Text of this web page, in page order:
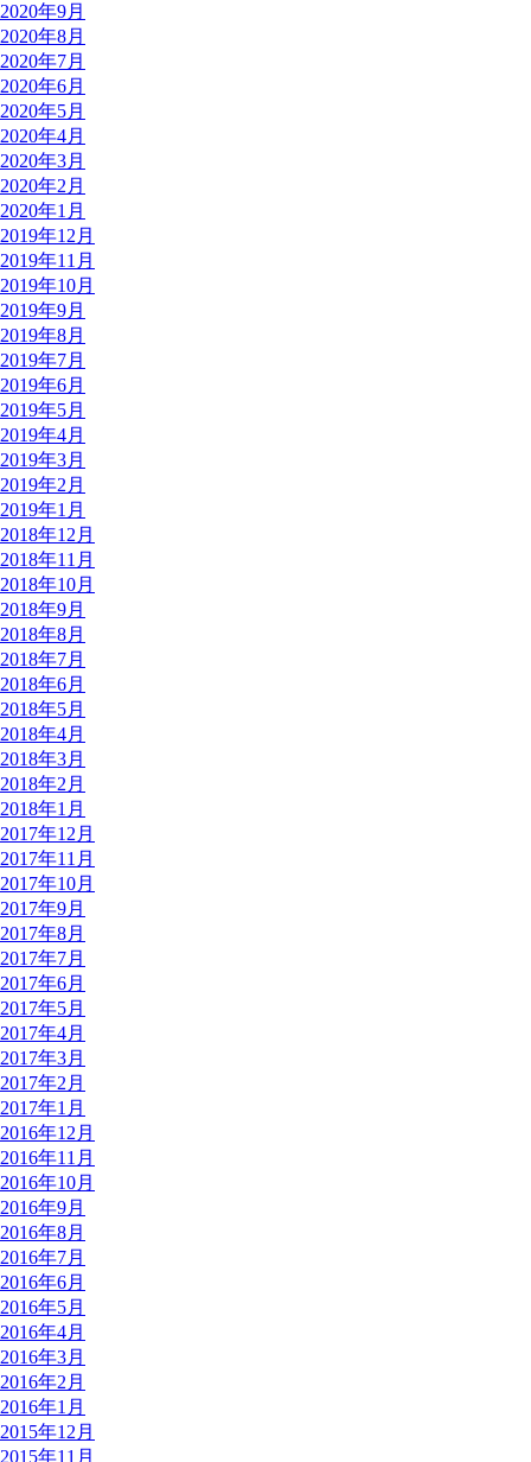
2020年9月
2020年8月
2020年7月
2020年6月
2020年5月
2020年4月
2020年3月
2020年2月
2020年1月
2019年12月
2019年11月
2019年10月
2019年9月
2019年8月
2019年7月
2019年6月
2019年5月
2019年4月
2019年3月
2019年2月
2019年1月
2018年12月
2018年11月
2018年10月
2018年9月
2018年8月
2018年7月
2018年6月
2018年5月
2018年4月
2018年3月
2018年2月
2018年1月
2017年12月
2017年11月
2017年10月
2017年9月
2017年8月
2017年7月
2017年6月
2017年5月
2017年4月
2017年3月
2017年2月
2017年1月
2016年12月
2016年11月
2016年10月
2016年9月
2016年8月
2016年7月
2016年6月
2016年5月
2016年4月
2016年3月
2016年2月
2016年1月
2015年12月
2015年11月